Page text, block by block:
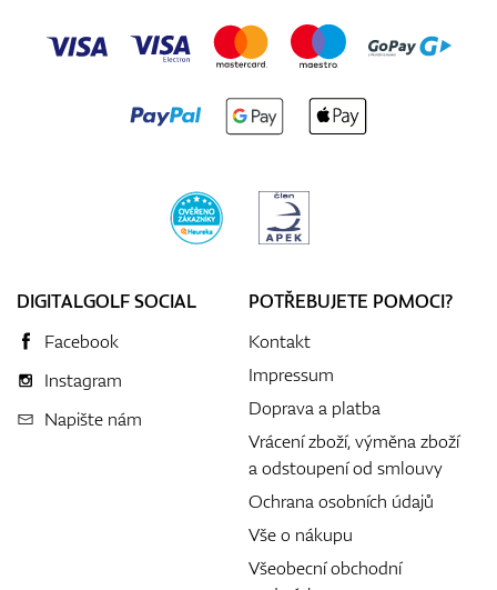
DIGITALGOLF SOCIAL
Facebook
Instagram
Napište nám
POTŘEBUJETE POMOCI?
Kontakt
Impressum
Doprava a platba
Vrácení zboží, výměna zboží
a odstoupení od smlouvy
Ochrana osobních údajů
Vše o nákupu
Všeobecní obchodní